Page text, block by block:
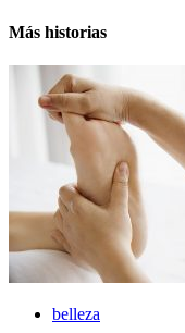
Más historias
belleza